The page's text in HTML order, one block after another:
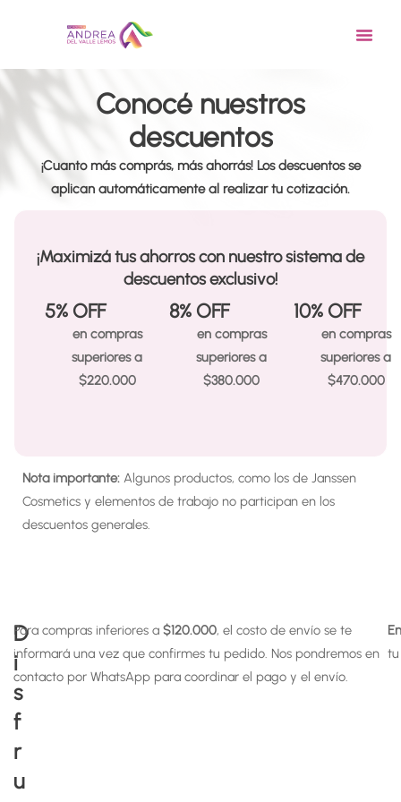
Conocé nuestros
descuentos
¡Cuanto más comprás, más ahorrás! Los descuentos se
aplican automáticamente al realizar tu cotización.
¡Maximizá tus ahorros con nuestro sistema de
descuentos exclusivo!
5% OFF
en compras
superiores a
$220.000
8% OFF
en compras
superiores a
$380.000
10% OFF
en compras
superiores a
$470.000
Nota importante:Algunos productos, como los de Janssen
Cosmetics y elementos de trabajo no participan en los
descuentos generales.
D
i
s
f
r
u
Para compras inferiores a $120.000, el costo de envío se te
informará una vez que confirmes tu pedido. Nos pondremos en
contacto por WhatsApp para coordinar el pago y el envío.